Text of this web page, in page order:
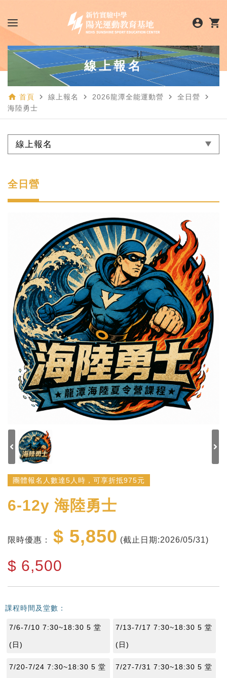
account_circle shopping_cart
線上報名
home 首頁 navigate_next 線上報名 navigate_next 2026龍潭全能運動營 navigate_next 全日營 navigate_next
海陸勇士
線上報名
全日營
團體報名人數達5人時，可享折抵975元
6-12y 海陸勇士
限時優惠： $ 5,850 (截止日期:2026/05/31)
$ 6,500
課程時間及堂數：
7/6-7/10 7:30~18:30 5 堂
(日)
7/13-7/17 7:30~18:30 5 堂
(日)
7/20-7/24 7:30~18:30 5 堂 7/27-7/31 7:30~18:30 5 堂